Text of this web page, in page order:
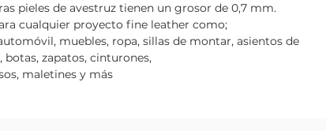
pieles de avestruz tienen un grosor de 0,7 mm.
cualquier proyecto fine leather como;
muebles, ropa, sillas de montar, asientos de
zapatos, cinturones,
maletines y más